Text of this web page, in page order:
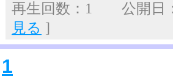
再生回数：1 公開
見る ]
1